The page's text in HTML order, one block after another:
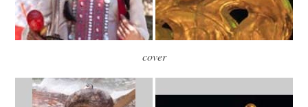
cover
bottom
box-decoration-break
box-shadow
caption-side
caret-color